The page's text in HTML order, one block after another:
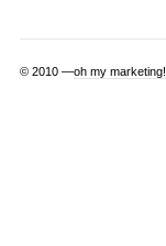
© 2010 —oh my marketing!